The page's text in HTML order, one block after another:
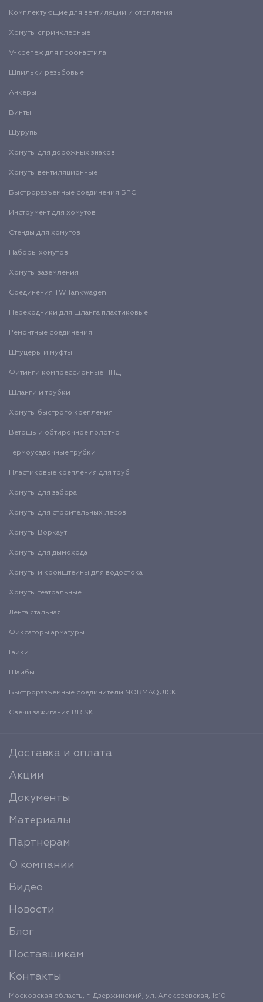
Комплектующие для вентиляции и отопления
Хомуты спринклерные
V-крепеж для профнастила
Шпильки резьбовые
Анкеры
Винты
Шурупы
Хомуты для дорожных знаков
Хомуты вентиляционные
Быстроразъемные соединения БРС
Инструмент для хомутов
Стенды для хомутов
Наборы хомутов
Хомуты заземления
Соединения TW Tankwagen
Переходники для шланга пластиковые
Ремонтные соединения
Штуцеры и муфты
Фитинги компрессионные ПНД
Шланги и трубки
Хомуты быстрого крепления
Ветошь и обтирочное полотно
Термоусадочные трубки
Пластиковые крепления для труб
Хомуты для забора
Хомуты для строительных лесов
Хомуты Воркаут
Хомуты для дымохода
Хомуты и кронштейны для водостока
Хомуты театральные
Лента стальная
Фиксаторы арматуры
Гайки
Шайбы
Быстроразъемные соединители NORMAQUICK
Свечи зажигания BRISK
Доставка и оплата
Акции
Документы
Материалы
Партнерам
О компании
Видео
Новости
Блог
Поставщикам
Контакты
Московская область, г. Дзержинский, ул. Алексеевская, 1с10